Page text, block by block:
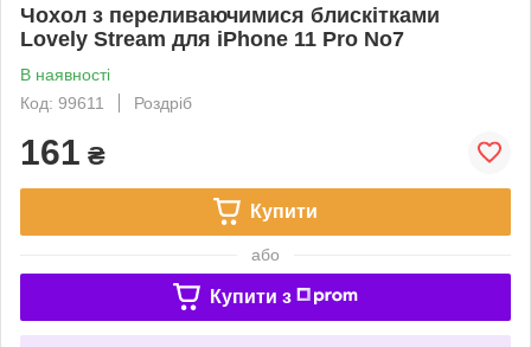
Чохол з переливаючимися блискітками
Lovely Stream для iPhone 11 Pro No7
В наявності
Код: 99611
Роздріб
161 ₴
Купити
або
Купити з